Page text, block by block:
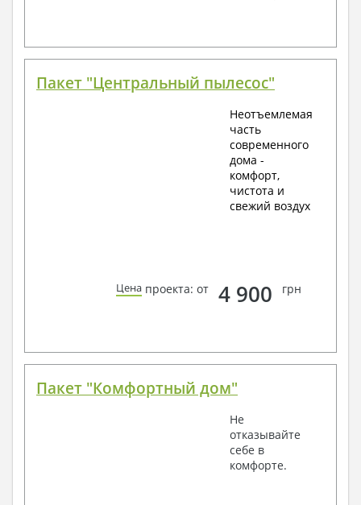
Пакет "Центральный пылесос"
Неотъемлемая
часть
современного
дома -
комфорт,
чистота и
свежий воздух
Цена проекта: от 4 900 грн
Пакет "Комфортный дом"
Не
отказывайте
себе в
комфорте.